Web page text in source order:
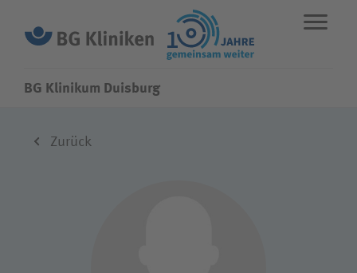
BG Klinikum Duisburg
Zurück